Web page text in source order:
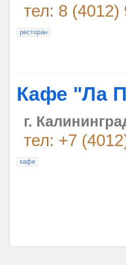
тел: 8 (4012)
ресторан
Кафе "Ла
г.
тел: +7
кафе